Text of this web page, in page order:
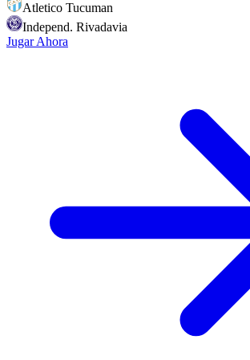
Atletico Tucuman
Independ. Rivadavia
Jugar Ahora